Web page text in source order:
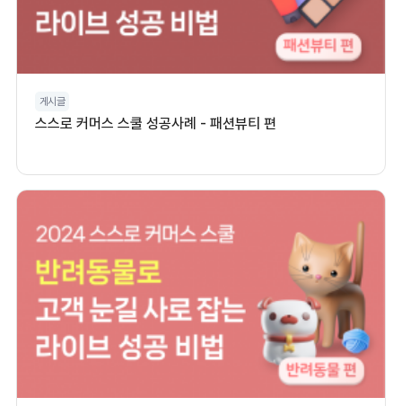
게시글
스스로 커머스 스쿨 성공사례 - 패션뷰티 편